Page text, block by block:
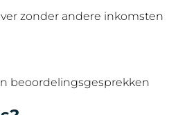
zonder andere inkomsten
beoordelingsgesprekken